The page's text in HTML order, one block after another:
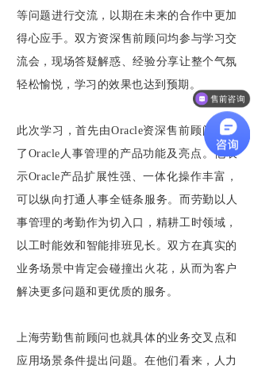
等问题进行交流，以期在未来的合作中更加
得心应手。双方资深售前顾问均参与学习交
流会，现场答疑解惑、经验分享让整个气氛
轻松愉悦，学习的效果也达到预期。
此次学习，首先由Oracle资深售前顾问分享
了Oracle人事管理的产品功能及亮点。他表
示Oracle产品扩展性强、一体化操作丰富，
可以纵向打通人事全链条服务。而劳勤以人
事管理的考勤作为切入口，精耕工时领域，
以工时能效和智能排班见长。双方在真实的
业务场景中肯定会碰撞出火花，从而为客户
解决更多问题和更优质的服务。
上海劳勤售前顾问也就具体的业务交叉点和
应用场景条件提出问题。在他们看来，人力
售前咨询